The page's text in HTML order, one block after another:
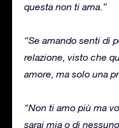
questa non ti ama.”
“Se amando senti di
relazione, visto che
amore, ma solo una
“Non ti amo più ma
sarai mia o di